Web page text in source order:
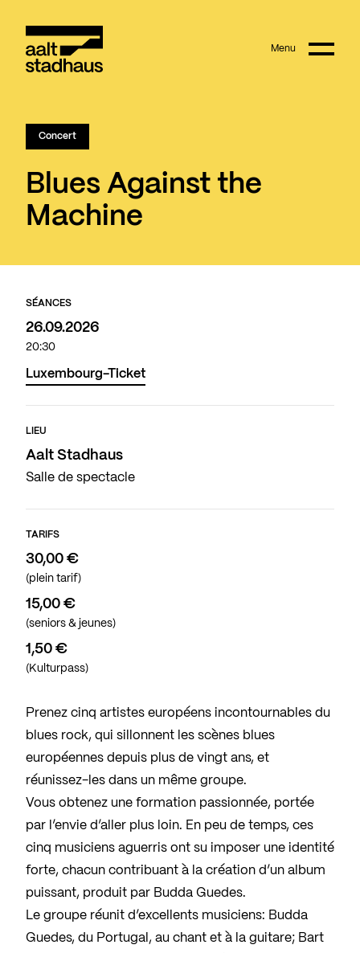
Main content Menu
Concert
Blues Against the
Machine
SÉANCES
26.09.2026
20:30
Luxembourg-Ticket
LIEU
Aalt Stadhaus
Salle de spectacle
TARIFS
30,00 €
(plein tarif)
15,00 €
(seniors & jeunes)
1,50 €
(Kulturpass)
Prenez cinq artistes européens incontournables du
blues rock, qui sillonnent les scènes blues
européennes depuis plus de vingt ans, et
réunissez-les dans un même groupe.
Vous obtenez une formation passionnée, portée
par l’envie d’aller plus loin. En peu de temps, ces
cinq musiciens aguerris ont su imposer une identité
forte, chacun contribuant à la création d’un album
puissant, produit par Budda Guedes.
Le groupe réunit d’excellents musiciens: Budda
Guedes, du Portugal, au chant et à la guitare; Bart